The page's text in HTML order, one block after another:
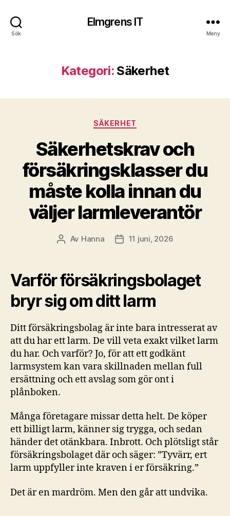
Sök
Elmgrens IT
Meny
Kategori: Säkerhet
Kategorier
SÄKERHET
Säkerhetskrav och
försäkringsklasser du
måste kolla innan du
väljer larmleverantör
Inläggsförfattare
Av Hanna Inläggsdatum
11 juni, 2026
Varför försäkringsbolaget
bryr sig om ditt larm
Ditt försäkringsbolag är inte bara intresserat av
att du har ett larm. De vill veta exakt vilket larm
du har. Och varför? Jo, för att ett godkänt
larmsystem kan vara skillnaden mellan full
ersättning och ett avslag som gör ont i
plånboken.
Många företagare missar detta helt. De köper
ett billigt larm, känner sig trygga, och sedan
händer det otänkbara. Inbrott. Och plötsligt står
försäkringsbolaget där och säger: ”Tyvärr, ert
larm uppfyller inte kraven i er försäkring.”
Det är en mardröm. Men den går att undvika.